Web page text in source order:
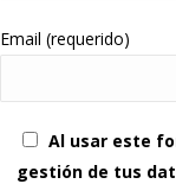
Email (requerido)
Al usar este
gestión de tus